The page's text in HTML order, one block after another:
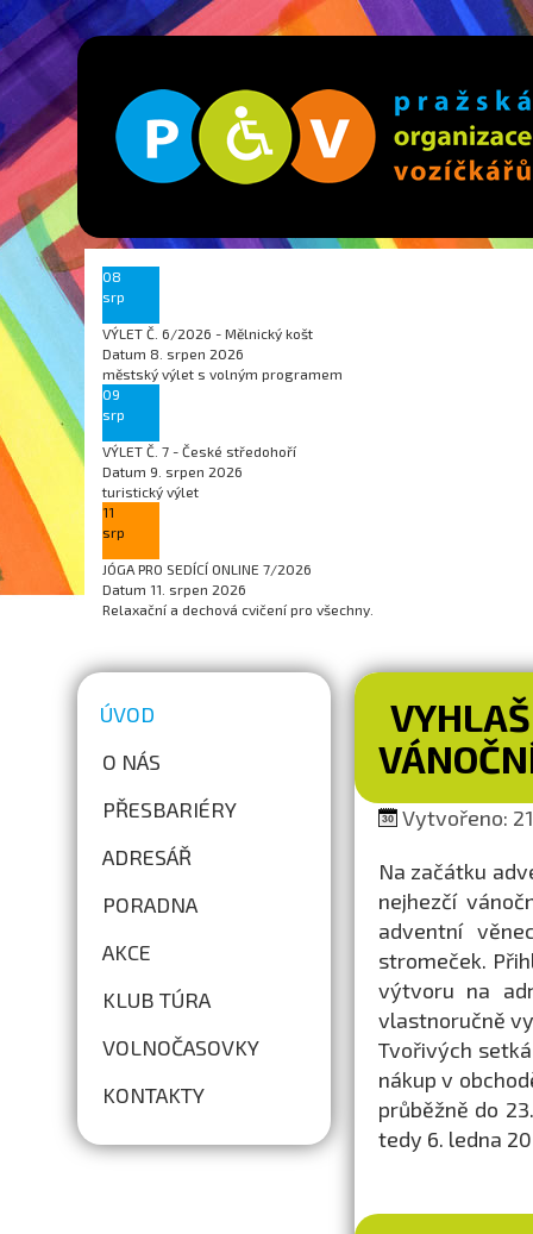
08
srp
VÝLET Č. 6/2026 - Mělnický košt
Datum 8. srpen 2026
městský výlet s volným programem
09
srp
VÝLET Č. 7 - České středohoří
Datum 9. srpen 2026
turistický výlet
11
srp
JÓGA PRO SEDÍCÍ ONLINE 7/2026
Datum 11. srpen 2026
Relaxační a dechová cvičení pro všechny.
ÚVOD
O NÁS
PŘESBARIÉRY
ADRESÁŘ
PORADNA
AKCE
KLUB TÚRA
VOLNOČASOVKY
KONTAKTY
Vytvořeno:
Na začátku
nejhezčí
adventní
stromeček.
výtvoru na
vlastnoručně
Tvořivých
nákup v
průběžně do
tedy 6. ledna